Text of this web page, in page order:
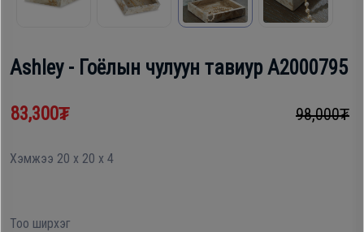
Плитк,
Шарах
шүүгээ
Тавилга
Эйр
УТАС
Ashley - Гоёлын чулуун тавиур A2000795
83,300₮ 98,000₮
Хэмжээ 20 x 20 x 4
Тоо ширхэг